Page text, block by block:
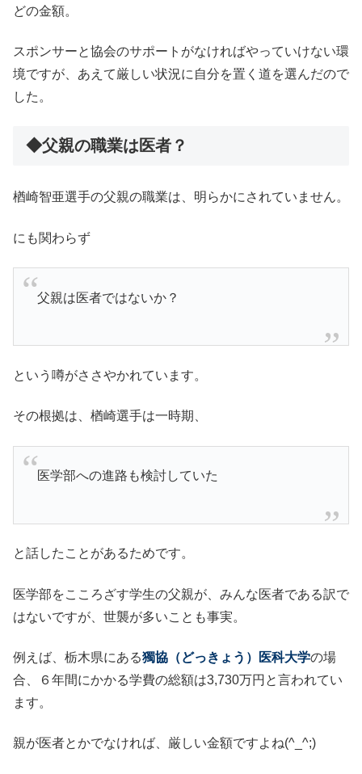
どの金額。
スポンサーと協会のサポートがなければやっていけない環
境ですが、あえて厳しい状況に自分を置く道を選んだので
した。
◆父親の職業は医者？
楢崎智亜選手の父親の職業は、明らかにされていません。
にも関わらず
父親は医者ではないか？
という噂がささやかれています。
その根拠は、楢崎選手は一時期、
医学部への進路も検討していた
と話したことがあるためです。
医学部をこころざす学生の父親が、みんな医者である訳で
はないですが、世襲が多いことも事実。
例えば、栃木県にある獨協（どっきょう）医科大学の場
合、６年間にかかる学費の総額は3,730万円と言われてい
ます。
親が医者とかでなければ、厳しい金額ですよね(^_^;)